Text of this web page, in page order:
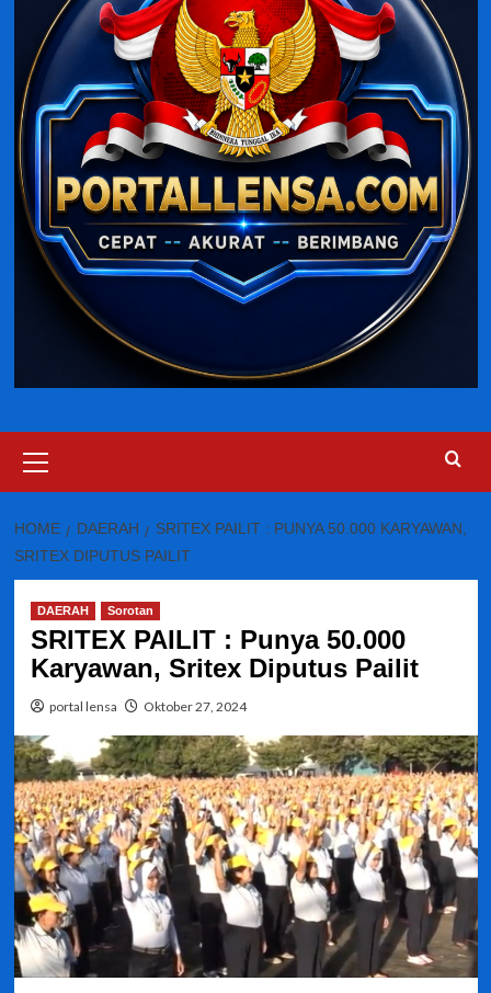
Menu
HOME DAERAH
SRITEX PAILIT : PUNYA 50.000 KARYAWAN,
SRITEX DIPUTUS PAILIT
DAERAH Sorotan
SRITEX PAILIT : Punya 50.000
Karyawan, Sritex Diputus Pailit
portal lensa Oktober 27, 2024